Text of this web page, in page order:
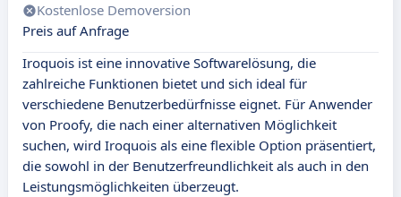
Kostenlose Demoversion
Preis auf Anfrage
Iroquois ist eine innovative Softwarelösung, die
zahlreiche Funktionen bietet und sich ideal für
verschiedene Benutzerbedürfnisse eignet. Für Anwender
von Proofy, die nach einer alternativen Möglichkeit
suchen, wird Iroquois als eine flexible Option präsentiert,
die sowohl in der Benutzerfreundlichkeit als auch in den
Leistungsmöglichkeiten überzeugt.